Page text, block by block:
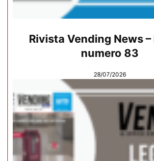
Rivista Vending News –
numero 83
28/07/2026